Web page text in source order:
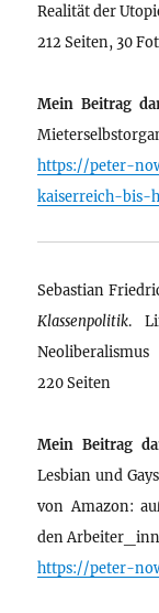
Realität der
212 Seiten, 30
Mein Beitrag
https://peter-
kaiserreich-bis-
Sebastian
Klassenpolitik.
Neoliberalismus
220 Seiten
Mein Beitrag
Lesbian und
von Amazon:
den
https://peter-